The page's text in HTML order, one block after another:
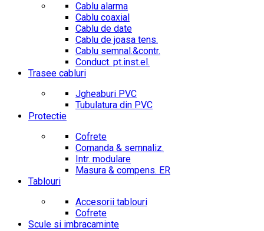
Cablu alarma
Cablu coaxial
Cablu de date
Cablu de joasa tens.
Cablu semnal.&contr.
Conduct. pt.inst.el.
Trasee cabluri
Jgheaburi PVC
Tubulatura din PVC
Protectie
Cofrete
Comanda & semnaliz.
Intr. modulare
Masura & compens. ER
Tablouri
Accesorii tablouri
Cofrete
Scule si imbracaminte